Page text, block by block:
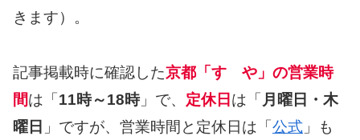
きます）。
記事掲載時に確認した京都「すゞや」の営業時
間は「11時～18時」で、 定休日 は「 月曜日・木
曜日 」ですが、営業時間と定休日は「公式 」も